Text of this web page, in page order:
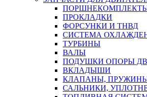
ПРОКЛАДКИ
ФОРСУНКИ И ТНВД
СИСТЕМА
ТУРБИНЫ
ВАЛЫ
ПОДУШКИ ОПОРЫ
ВКЛАДЫШИ
КЛАПАНЫ, ПРУЖИНЫ
САЛЬНИКИ,